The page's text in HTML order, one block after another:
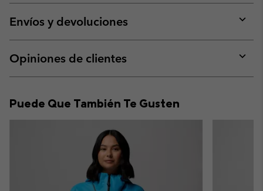
or
Envíos y devoluciones
or
Opiniones de clientes
or
Puede Que También Te Gusten